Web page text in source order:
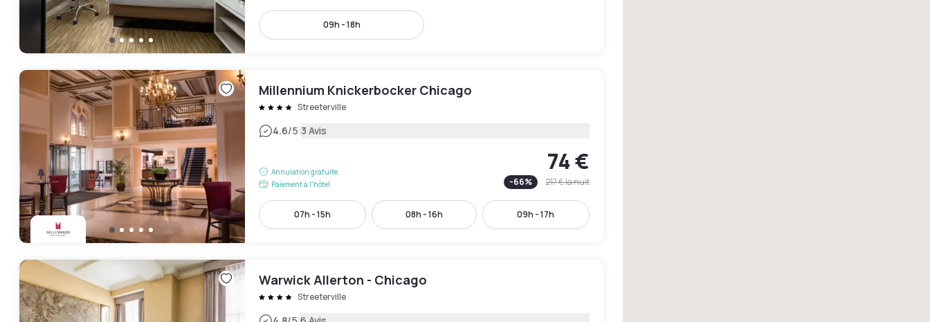
09h - 18h
Millennium Knickerbocker Chicago
Streeterville
4.6/5|3 Avis
Annulation gratuite
Paiement à l'hôtel
74 €
-66% 217 €la nuit
07h - 15h 08h - 16h 09h - 17h
Warwick Allerton - Chicago
Streeterville